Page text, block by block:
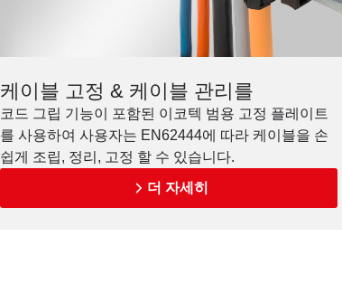
케이블 고정 & 케이블 관리를
코드 그립 기능이 포함된 이코텍 범용 고정 플레이트
를 사용하여 사용자는 EN62444에 따라 케이블을 손
쉽게 조립, 정리, 고정 할 수 있습니다.
더 자세히